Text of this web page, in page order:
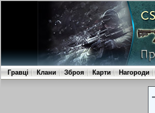
Гравці Клани Зброя Карти Нагороди